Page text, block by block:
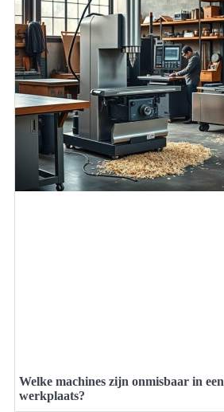
Welke machines zijn onmisbaar in
werkplaats?